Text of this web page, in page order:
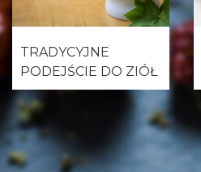
TRADYCYJNE
PODEJŚCIE DO ZIÓŁ